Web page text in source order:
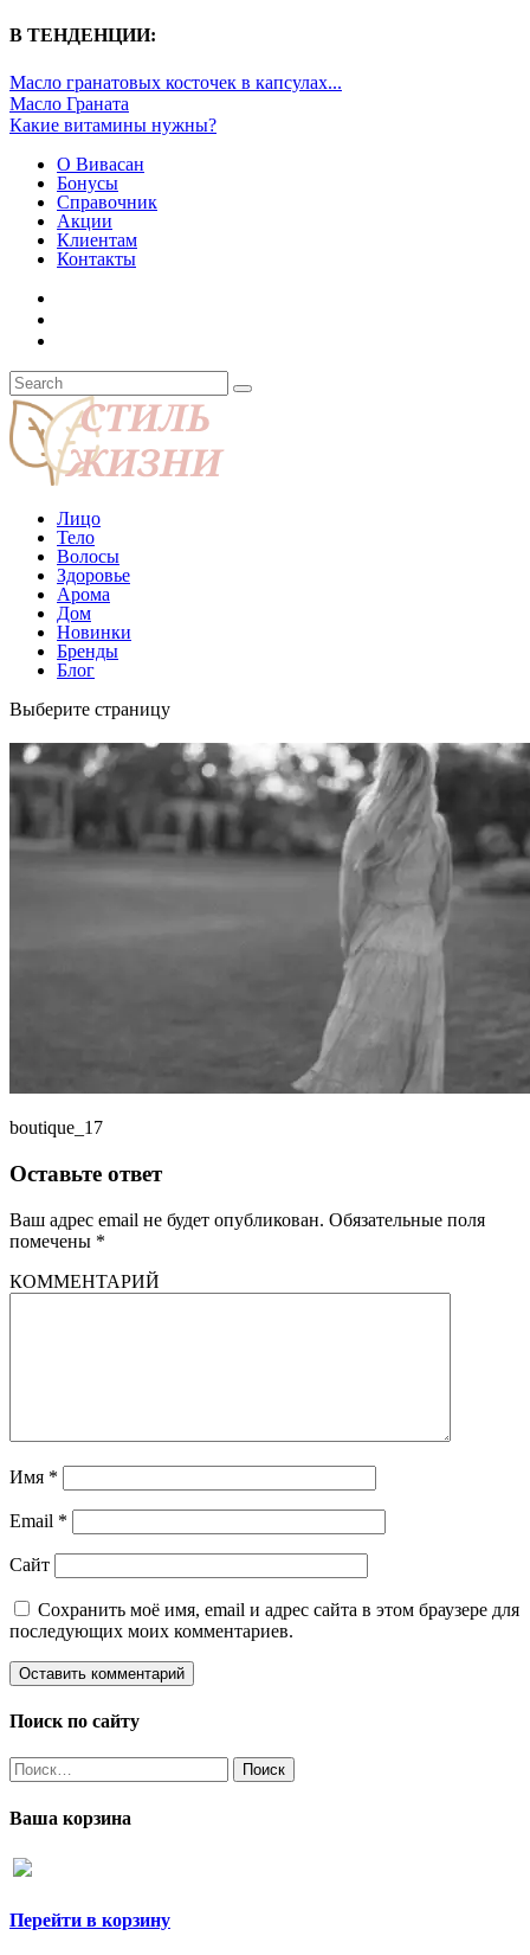
В ТЕНДЕНЦИИ:
Масло гранатовых косточек в капсулах...
Масло Граната
Какие витамины нужны?
О Вивасан
Бонусы
Справочник
Акции
Клиентам
Контакты
Лицо
Тело
Волосы
Здоровье
Арома
Дом
Новинки
Бренды
Блог
Выберите страницу
boutique_17
Оставьте ответ
Ваш адрес email не будет опубликован. Обязательные поля
помечены *
КОММЕНТАРИЙ
Имя *
Email *
Сайт
Сохранить моё имя, email и адрес сайта в этом браузере для
последующих моих комментариев.
Поиск по сайту
Найти:
Ваша корзина
Перейти в корзину